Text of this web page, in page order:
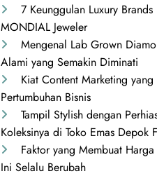
7 Keunggulan Luxury
MONDIAL Jeweler
Mengenal Lab Grown
Alami yang Semakin Diminati
Kiat Content Marketing
Pertumbuhan Bisnis
Tampil Stylish dengan
Koleksinya di Toko Emas Depok
Faktor yang Membuat
Ini Selalu Berubah